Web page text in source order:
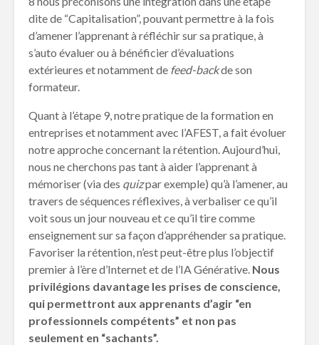
dite de “Capitalisation”, pouvant permettre à la fois
d’amener l’apprenant à réfléchir sur sa pratique, à
s’auto évaluer ou à bénéficier d’évaluations
extérieures et notamment de feed-backde son
formateur.
Quant à l’étape 9, notre pratique de la formation en
entreprises et notamment avec l’AFEST, a fait évoluer
notre approche concernant la rétention. Aujourd’hui,
nous ne cherchons pas tant à aider l’apprenant à
mémoriser (via des quizpar exemple) qu’à l’amener, au
travers de séquences réflexives, à verbaliser ce qu’il
voit sous un jour nouveau et ce qu’il tire comme
enseignement sur sa façon d’appréhender sa pratique.
Favoriser la rétention, n’est peut-être plus l’objectif
premier à l’ère d’Internet et de l’IA Générative. Nous
privilégions davantage les prises de conscience,
qui permettront aux apprenants d’agir “en
professionnels compétents” et non pas
seulement en “sachants”.